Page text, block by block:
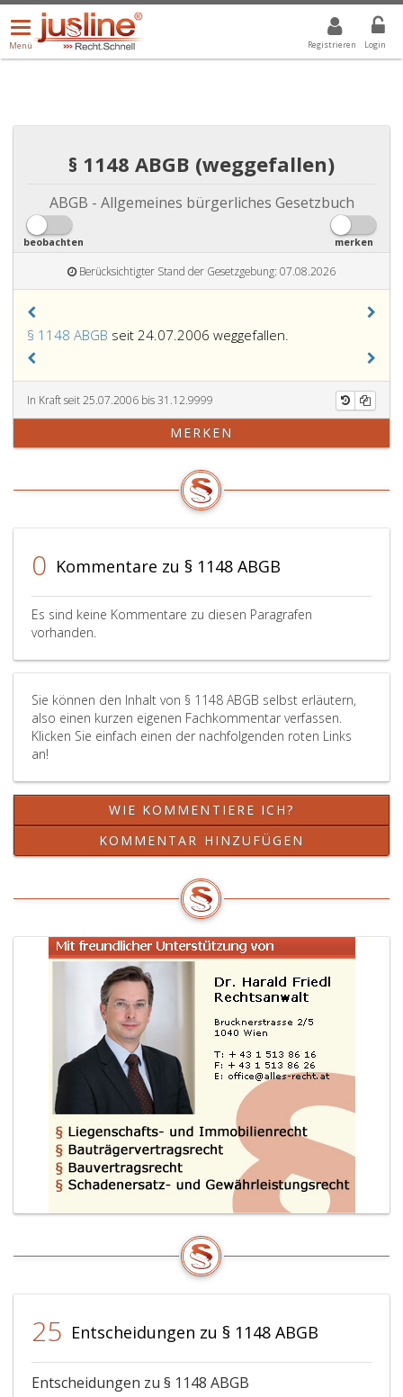
Registrieren Login
Menü
öffnen/schließen
Menü
ALLE DROPDOWN: GEWÄHLTER WERT IST ALLE
§ 1148 ABGB (weggefallen)
ABGB - Allgemeines bürgerliches Gesetzbuch
beobachten merken
Berücksichtigter Stand der Gesetzgebung: 07.08.2026
§ 1148 ABGB seit 24.07.2006 weggefallen.
In Kraft seit 25.07.2006 bis 31.12.9999
MERKEN
0 Kommentare zu § 1148 ABGB
Es sind keine Kommentare zu diesen Paragrafen
vorhanden.
Sie können den Inhalt von § 1148 ABGB selbst erläutern,
also einen kurzen eigenen Fachkommentar verfassen.
Klicken Sie einfach einen der nachfolgenden roten Links
an!
WIE KOMMENTIERE ICH?
KOMMENTAR HINZUFÜGEN
25 Entscheidungen zu § 1148 ABGB
Entscheidungen zu § 1148 ABGB